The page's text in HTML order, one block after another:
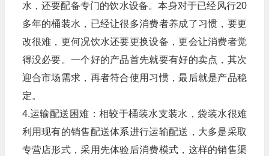
水，还要配备专门的饮水设备。本身对于已经风行20
多年的桶装水，已经让很多消费者养成了习惯，要更
改很难，更何况饮水还要更换设备，更会让消费者觉
得没必要。一个好的产品首先就要有好的卖点，其次
迎合市场需求，再者符合使用习惯，最后就是产品稳
定。
4.运输配送困难：相较于桶装水支装水，袋装水很难
利用现有的销售配送体系进行运输配送，大多是采取
专营店形式，采用先体验后消费模式，这样的销售渠